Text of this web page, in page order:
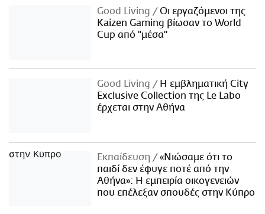
Good Living
Οι εργαζόμενοι της
Kaizen Gaming βίωσαν το World
Cup από "μέσα"
Good Living
Η εμβληματική City
Exclusive Collection της Le Labo
έρχεται στην Αθήνα
Εκπαίδευση
«Νιώσαμε ότι το
παιδί δεν έφυγε ποτέ από την
Αθήνα»: Η εμπειρία οικογενειών
που επέλεξαν σπουδές στην Κύπρο